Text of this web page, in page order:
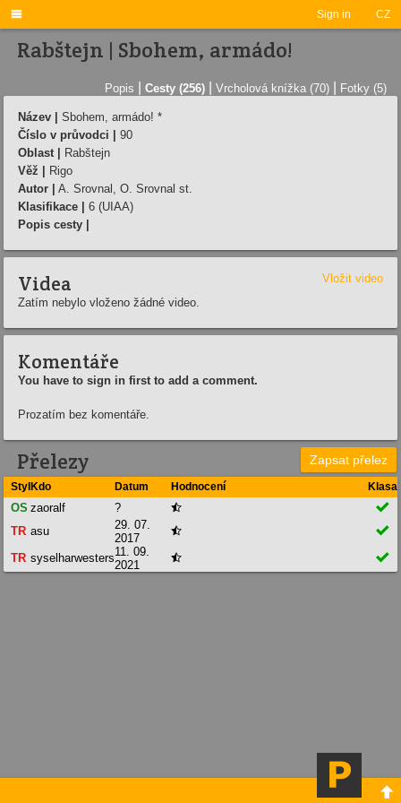
Sign in CZ

Rabštejn | Sbohem, armádo!
Popis Cesty (256) Vrcholová knížka (70) Fotky (5)
Název |
Sbohem, armádo! *
Číslo v průvodci |
90
Oblast |
Rabštejn
Věž |
Rigo
Autor |
A. Srovnal, O. Srovnal st.
Klasifikace |
6 (UIAA)
Popis cesty |
Videa
Vložit video
Zatím nebylo vloženo žádné video.
Komentáře
You have to sign in first to add a comment.
Prozatím bez komentáře.
Přelezy Zapsat přelez
StylKdo Datum Hodnocení Klasa
OS zaoralf ? 

TR asu
29. 07.
2017
 
TR syselharwesters11. 09.
2021
 
